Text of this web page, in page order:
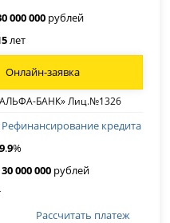
000 000 рублей
лет
БАНК» Лиц.№1326
Онлайн-заявка
кредита
.9%
30 000 000 рублей
Рассчитать платеж